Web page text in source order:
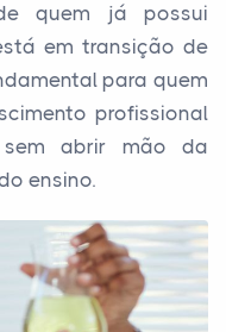
quem já possui
em transição de
para quem
profissional
sem abrir mão da
ensino.